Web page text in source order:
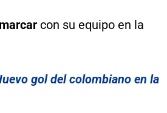
con su equipo en la
gol del colombiano en la